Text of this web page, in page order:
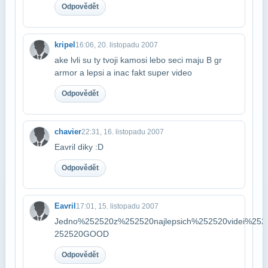
Odpovědět
kripel16:06, 20. listopadu 2007
ake lvli su ty tvoji kamosi lebo seci maju B gr
armor a lepsi a inac fakt super video
Odpovědět
chavier22:31, 16. listopadu 2007
Eavril diky :D
Odpovědět
Eavril17:01, 15. listopadu 2007
252520GOOD
Odpovědět